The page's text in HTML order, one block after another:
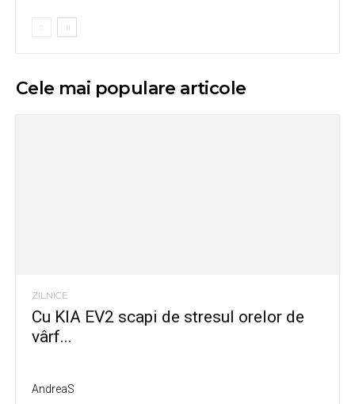
Cele mai populare articole
ZILNICE
Cu KIA EV2 scapi de stresul orelor de
vârf...
AndreaS